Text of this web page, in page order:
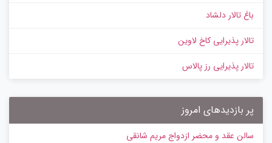
باغ تالار دلشاد
تالار پذیرایی کاخ لاوین
تالار پذیرایی رز پالاس
پر بازدیدهای امروز
سالن عقد و محضر ازدواج مریم شانقی